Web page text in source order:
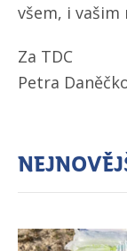
všem, i vašim
Za TDC
Petra